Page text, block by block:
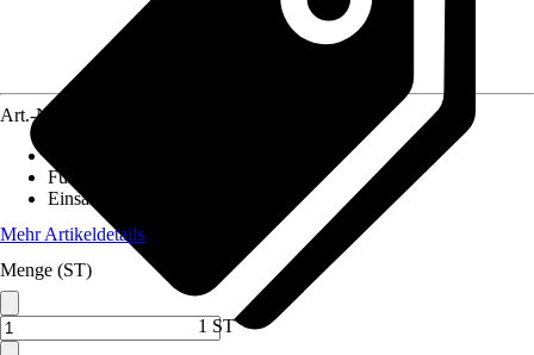
Art.-Nr.
Funktionen
Einsatzbereich
Mehr Artikeldetails
Menge (ST)
1 ST